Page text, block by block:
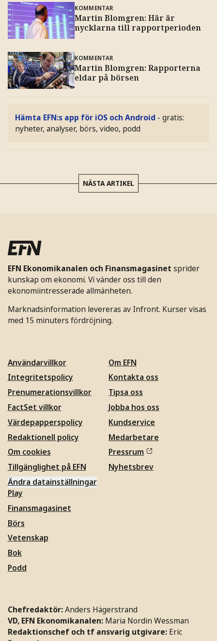
KOMMENTAR
Martin Blomgren: Här är
nycklarna till rapportperioden
KOMMENTAR
Martin Blomgren: Rapporterna
eldar på börsen
Hämta EFN:s app för iOS och Android - gratis:
nyheter, analyser, börs, video, podd
NÄSTA ARTIKEL
EFN Ekonomikanalen och Finansmagasinet sprider
kunskap om ekonomi. Vi vänder oss till den
ekonomiintresserade allmänheten.
Marknadsinformation levereras av Infront. Kurser visas
med 15 minuters fördröjning.
Användarvillkor
Integritetspolicy
Prenumerationsvillkor
FactSet villkor
Värdepapperspolicy
Redaktionell policy
Om cookies
Tillgänglighet på EFN
Ändra datainställningar
Om EFN
Kontakta oss
Tipsa oss
Jobba hos oss
Kundservice
Medarbetare
Pressrum
Nyhetsbrev
Play
Finansmagasinet
Börs
Vetenskap
Bok
Podd
Chefredaktör:Anders Hägerstrand
VD, EFN Ekonomikanalen: Maria Nordin Wessman
Redaktionschef och tf ansvarig utgivare: Eric